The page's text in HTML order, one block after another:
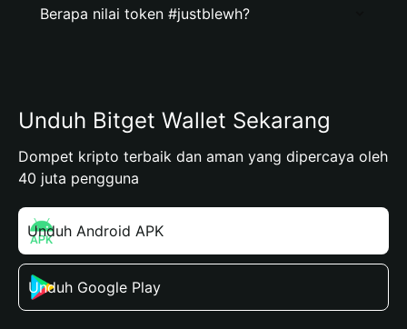
Berapa nilai token #justblewh?
Unduh Bitget Wallet Sekarang
Dompet kripto terbaik dan aman yang dipercaya oleh
40 juta pengguna
Unduh Android APK
Unduh Google Play